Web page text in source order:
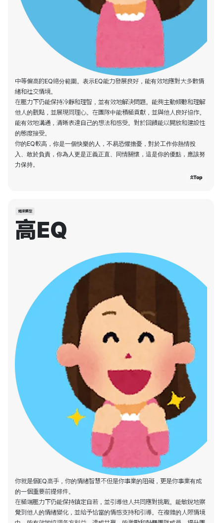
中等偏高的EQ總分範圍。表示EQ能力發展良好，能有效地應對大多數情
緒和社交情境。
在壓力下仍能保持冷靜和理智，並有效地解決問題。能夠主動傾聽和理解
他人的觀點，並展現同理心。在團隊中能積極貢獻，並與他人良好協作。
能有效地溝通，清晰表達自己的想法和感受。對於回饋能以開放和建設性
的態度接受。
你的EQ較高，你是一個快樂的人，不易恐懼擔憂，對於工作你熱情投
入、敢於負責，你為人更是正義正直、同情關懷，這是你的優點，應該努
Top
結果類型
高EQ
你就是個EQ高手，你的情緒智慧不但是你事業的阻礙，更是你事業有成
的一個重要前提條件。
在極端壓力下仍能保持鎮定自若，並引導他人共同應對挑戰。能敏銳地察
覺到他人的情緒變化，並給予恰當的情感支持和引導。在複雜的人際情境